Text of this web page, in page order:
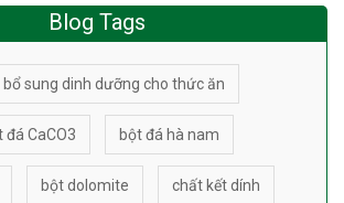
Blog Tags
bổ sung dinh dưỡng cho thức ăn
đá CaCO3 bột đá hà nam
bột dolomite chất kết dính